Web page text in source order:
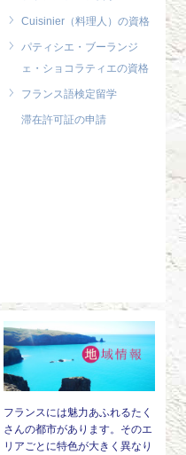
Cuisinier（料理人）の資格
パティシエ・ブーランジ
ェ・ショコラティエの資格
フランス語検定留学
滞在許可証の申請
フランスには魅力あふれるたく
さんの都市があります。そのエ
リアごとに特色が大きく異なり